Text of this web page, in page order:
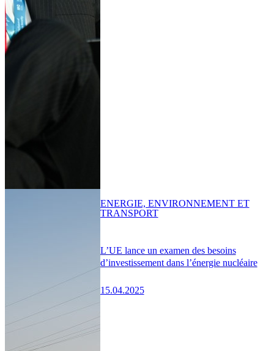
L’UE lance un examen des besoins
d’investissement dans l’énergie nucléaire
15.04.2025
ENERGIE, ENVIRONNEMENT ET
TRANSPORT